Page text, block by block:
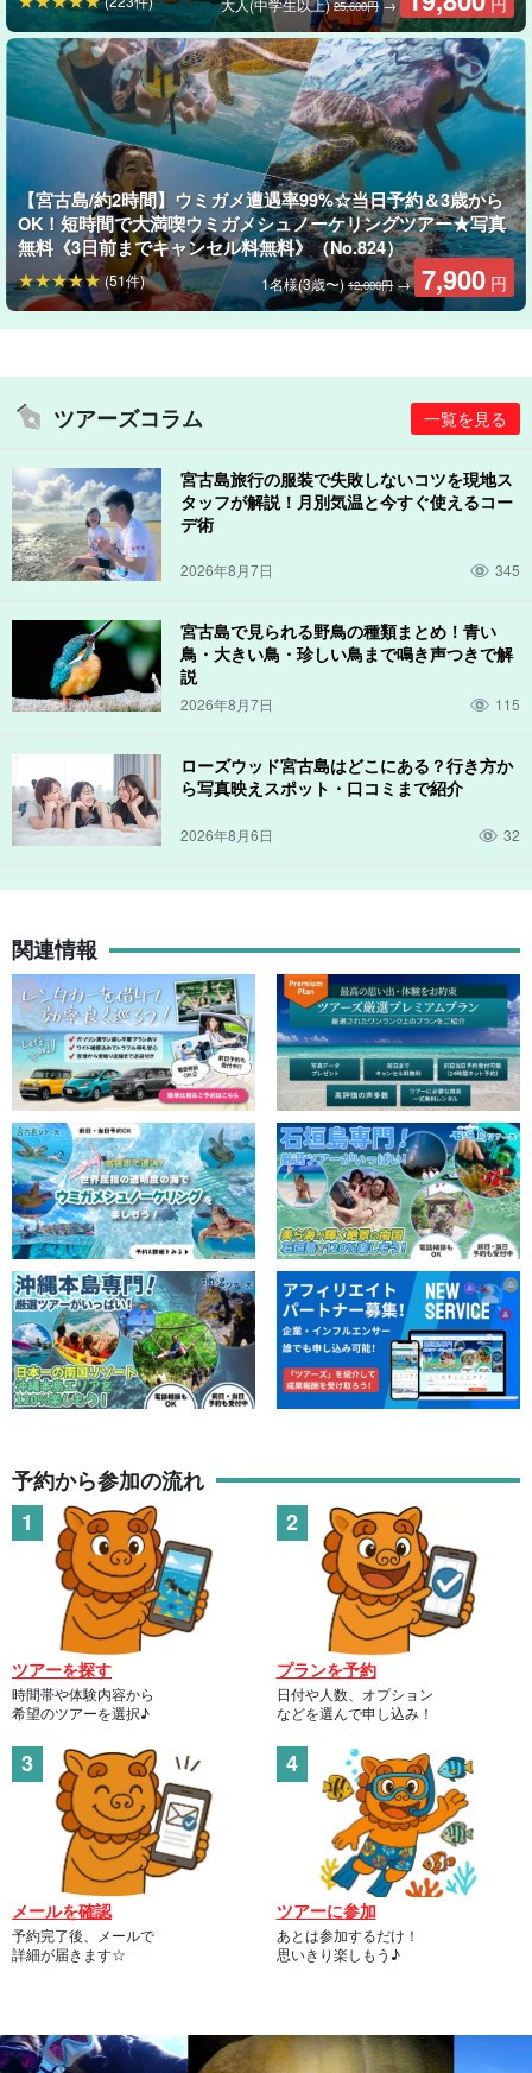
大人(中学生以上)25,600円→
【宮古島/約2時間】ウミガメ遭遇率99%☆当日予約＆3歳から
OK！短時間で大満喫ウミガメシュノーケリングツアー★写真
無料《3日前までキャンセル料無料》（No.824）
1名様(3歳〜)12,000円 → 7,900 円
(51件)
ツアーズコラム 一覧を見る
宮古島旅行の服装で失敗しないコツを現地ス
タッフが解説！月別気温と今すぐ使えるコー
デ術
2026年8月7日 345
宮古島で見られる野鳥の種類まとめ！青い
鳥・大きい鳥・珍しい鳥まで鳴き声つきで解
説
2026年8月7日 115
ローズウッド宮古島はどこにある？行き方か
ら写真映えスポット・口コミまで紹介
2026年8月6日 32
関連情報
予約から参加の流れ
ツアーを探す
時間帯や体験内容から
希望のツアーを選択♪
プランを予約
日付や人数、オプション
などを選んで申し込み！
メールを確認
予約完了後、メールで
詳細が届きます☆
ツアーに参加
あとは参加するだけ！
思いきり楽しもう♪